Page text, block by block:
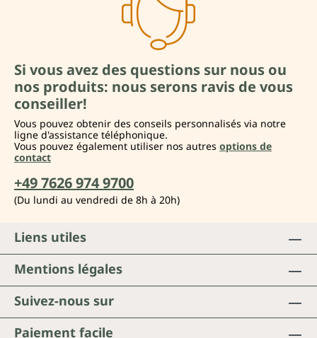
Si vous avez des questions sur nous ou
nos produits: nous serons ravis de vous
conseiller!
Vous pouvez obtenir des conseils personnalisés via notre
ligne d'assistance téléphonique.
Vous pouvez également utiliser nos autres options de
contact
+49 7626 974 9700
(Du lundi au vendredi de 8h à 20h)
Suivez-nous sur
Paiement facile
Liens utiles
Mentions légales